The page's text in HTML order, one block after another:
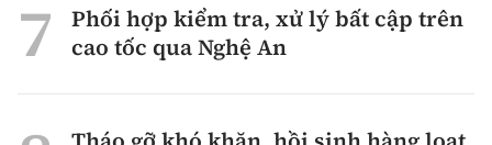
Phối hợp kiểm tra, xử lý bất cập trên
cao tốc qua Nghệ An